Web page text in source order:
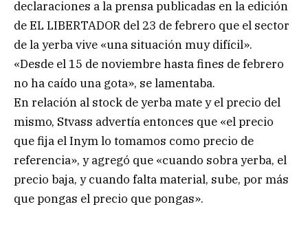
declaraciones a la prensa publicadas en la edición
de EL LIBERTADOR del 23 de febrero que el sector
de la yerba vive «una situación muy difícil».
«Desde el 15 de noviembre hasta fines de febrero
no ha caído una gota», se lamentaba.
En relación al stock de yerba mate y el precio del
mismo, Stvass advertía entonces que «el precio
que fija el Inym lo tomamos como precio de
referencia», y agregó que «cuando sobra yerba, el
precio baja, y cuando falta material, sube, por más
que pongas el precio que pongas».